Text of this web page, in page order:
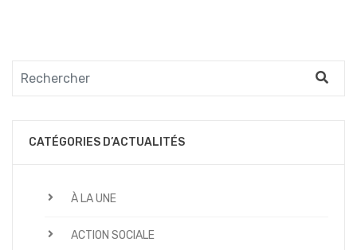
CATÉGORIES D’ACTUALITÉS
À LA UNE
ACTION SOCIALE